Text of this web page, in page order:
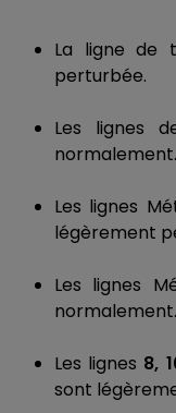
La ligne de
perturbée.
Les lignes
normalement.
Les lignes
légèrement
Les lignes
normalement.
Les lignes 8,
sont